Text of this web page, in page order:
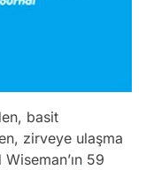
basit
zirveye ulaşma
59